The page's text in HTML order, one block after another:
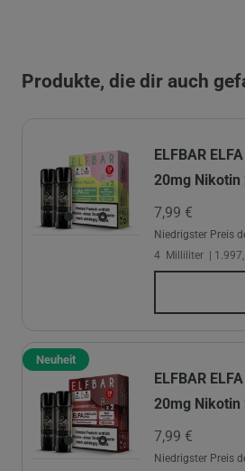
Produkte, die dir auch
ELFBAR
20mg Nikotin
7,99 €
Niedrigster Preis
4 Milliliter |
Neuheit
ELFBAR
20mg Nikotin
7,99 €
Niedrigster Preis